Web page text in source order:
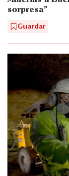
sorpresa"
Guardar